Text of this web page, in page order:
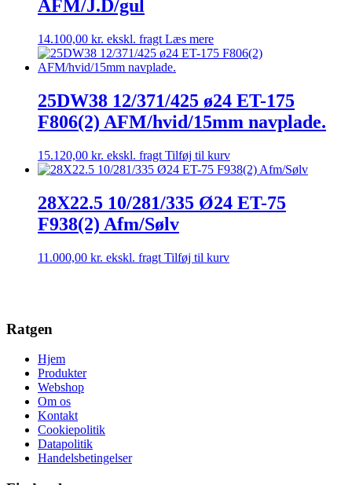
AFM/J.D/gul
14.100,00 kr. ekskl. fragt Læs mere
25DW38 12/371/425 ø24 ET-175
F806(2) AFM/hvid/15mm navplade.
15.120,00 kr. ekskl. fragt Tilføj til kurv
28X22.5 10/281/335 Ø24 ET-75
F938(2) Afm/Sølv
11.000,00 kr. ekskl. fragt Tilføj til kurv
Ratgen
Hjem
Produkter
Webshop
Om os
Kontakt
Cookiepolitik
Datapolitik
Handelsbetingelser